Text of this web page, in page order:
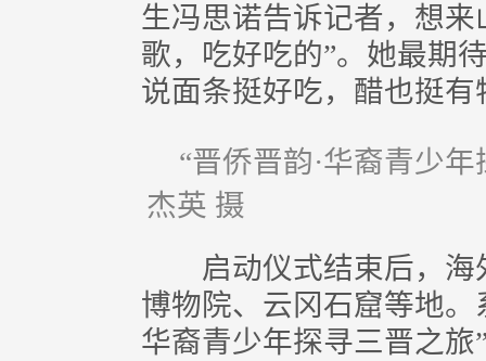
生冯思诺告诉记者，想
歌，吃好吃的”。她最期
说面条挺好吃，醋也挺有
“晋侨晋韵·华裔青少
杰英 摄
启动仪式结束后，海
博物院、云冈石窟等地。
华裔青少年探寻三晋之旅